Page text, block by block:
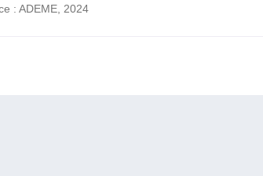
: ADEME, 2024